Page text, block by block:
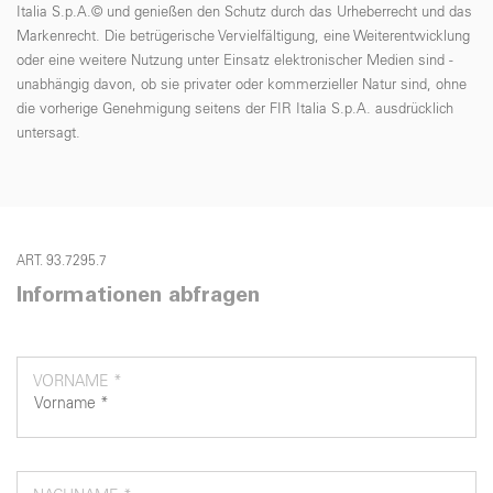
Italia S.p.A.© und genießen den Schutz durch das Urheberrecht und das
Markenrecht. Die betrügerische Vervielfältigung, eine Weiterentwicklung
oder eine weitere Nutzung unter Einsatz elektronischer Medien sind -
unabhängig davon, ob sie privater oder kommerzieller Natur sind, ohne
die vorherige Genehmigung seitens der FIR Italia S.p.A. ausdrücklich
untersagt.
ART. 93.7295.7
Informationen abfragen
VORNAME *